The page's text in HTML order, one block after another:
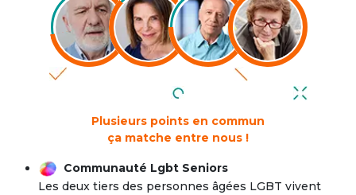
Plusieurs points en commun
ça matche entre nous !
Communauté Lgbt Seniors
Les deux tiers des personnes âgées LGBT vivent